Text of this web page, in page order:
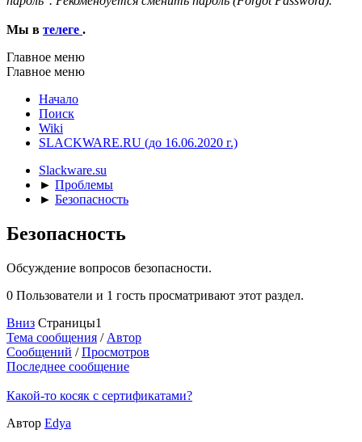
Мы в телеге .
Главное меню
Главное меню
Начало
Поиск
Wiki
SLACKWARE.RU (до 16.06.2020 г.)
Slackware.su
► Проблемы
► Безопасность
Безопасность
Обсуждение вопросов безопасности.
0 Пользователи и 1 гость просматривают этот раздел.
Вниз Страницы1
Тема сообщения / Автор
Сообщений /Просмотров
Последнее сообщение
Какой-то косяк с сертификатами?
Автор Edya